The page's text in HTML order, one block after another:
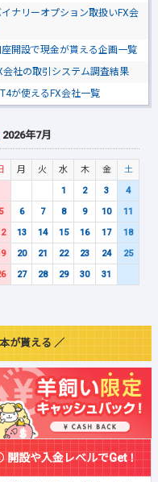
イナリーオプション取扱いFX会
座開設で現金が貰える企画一覧
会社の取引システム調査結果
が使えるFX会社一覧
2026年7月
月 火 水 木 金
土
1
2 3
4
5
6 7 8 9 10
11
13 14 15 16 17
18
20 21 22 23 24
25
27 28 29 30 31
が貰える ／
開設や入金レベルでGet！